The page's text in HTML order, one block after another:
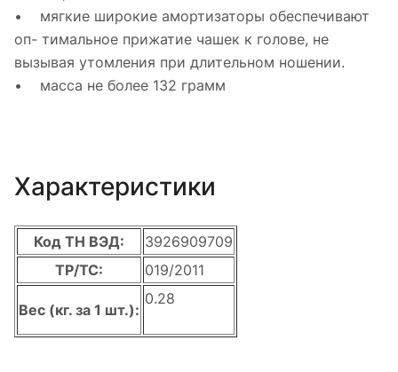
• мягкие широкие амортизаторы обеспечивают
оп- тимальное прижатие чашек к голове, не
вызывая утомления при длительном ношении.
• масса не более 132 грамм
Характеристики
Код ТН ВЭД:
3926909709
ТР/ТС:
019/2011
Вес (кг. за 1 шт.):
0.28